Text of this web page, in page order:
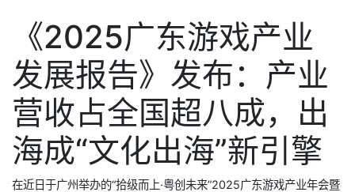
《2025广东游戏产业
发展报告》发布：产业
营收占全国超八成，出
海成“文化出海”新引擎
在近日于广州举办的“拾级而上·粤创未来”2025广东游戏产业年会暨